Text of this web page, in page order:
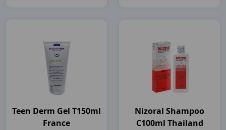
Teen Derm Gel T150ml
France
Nizoral Shampoo
C100ml Thailand